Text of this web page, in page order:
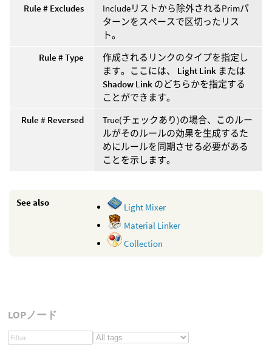
Rule # Excludes
Includeリストから除外されるPrimパ
ターンをスペースで区切ったリス
ト。
Rule # Type
作成されるリンクのタイプを指定し
ます。ここには、 Light Link または
Shadow Link のどちらかを指定する
ことができます。
Rule # Reversed
True(チェックあり)の場合、このルー
ルがそのルールの効果を生成するた
めにルールを同期させる必要がある
ことを示します。
See also
Light Mixer
Material Linker
Collection
LOPノード